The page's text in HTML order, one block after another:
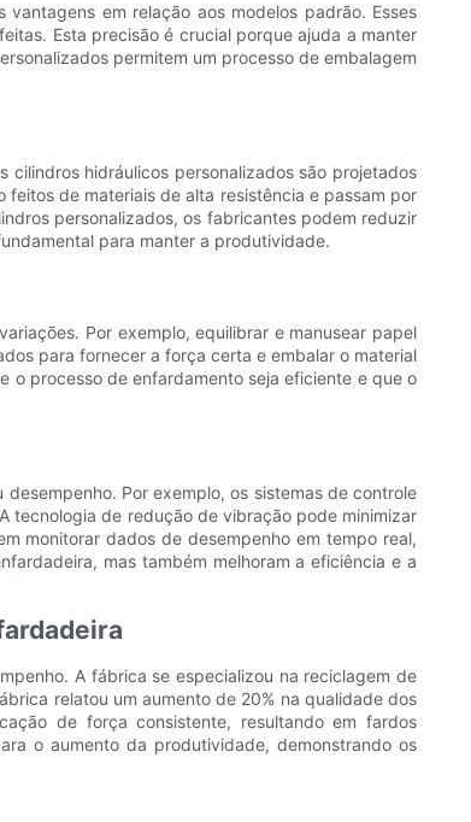
em relação aos modelos padrão. Esses
Esta precisão é crucial porque ajuda a manter
permitem um processo de embalagem
cilindros hidráulicos personalizados são projetados
de materiais de alta resistência e passam por
personalizados, os fabricantes podem reduzir
para manter a produtividade.
Por exemplo, equilibrar e manusear papel
para fornecer a força certa e embalar o material
o processo de enfardamento seja eficiente e que o
Por exemplo, os sistemas de controle
tecnologia de redução de vibração pode minimizar
monitorar dados de desempenho em tempo real,
mas também melhoram a eficiência e a
A fábrica se especializou na reciclagem de
relatou um aumento de 20% na qualidade dos
de força consistente, resultando em fardos
o aumento da produtividade, demonstrando os